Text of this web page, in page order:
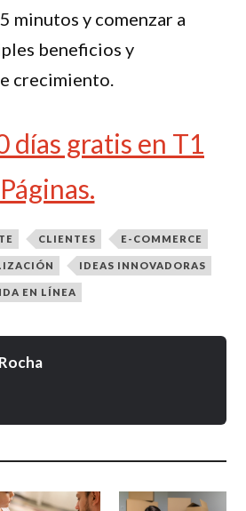
minutos y comenzar a
beneficios y
crecimiento.
días gratis en T1
Páginas.
CLIENTES E-COMMERCE
IDEAS INNOVADORAS
EN LÍNEA